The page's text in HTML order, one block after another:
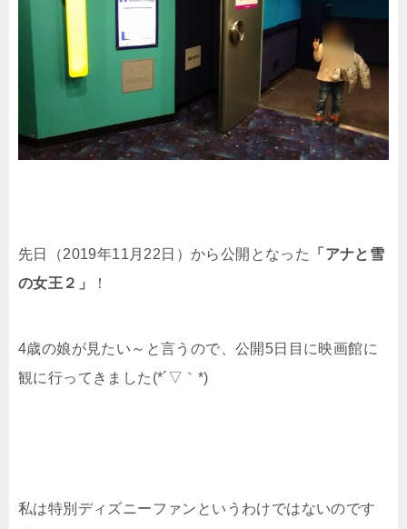
先日（2019年11月22日）から公開となった
「アナと雪
の女王２」
！
4歳の娘が見たい～と言うので、公開5日目に映画館に
観に行ってきました(*´▽｀*)
私は特別ディズニーファンというわけではないのです